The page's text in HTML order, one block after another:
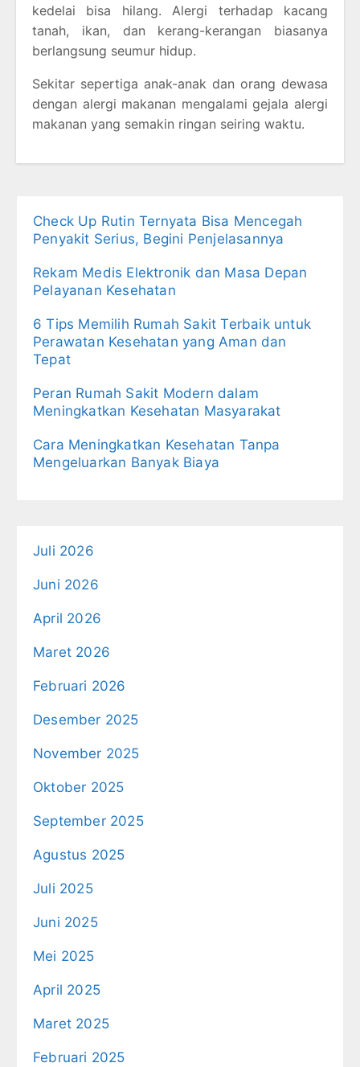
kedelai bisa hilang. Alergi terhadap kacang
tanah, ikan, dan kerang-kerangan biasanya
berlangsung seumur hidup.
Sekitar sepertiga anak-anak dan orang dewasa
dengan alergi makanan mengalami gejala alergi
makanan yang semakin ringan seiring waktu.
Check Up Rutin Ternyata Bisa Mencegah
Penyakit Serius, Begini Penjelasannya
Rekam Medis Elektronik dan Masa Depan
Pelayanan Kesehatan
6 Tips Memilih Rumah Sakit Terbaik untuk
Perawatan Kesehatan yang Aman dan
Tepat
Peran Rumah Sakit Modern dalam
Meningkatkan Kesehatan Masyarakat
Cara Meningkatkan Kesehatan Tanpa
Mengeluarkan Banyak Biaya
Juli 2026
Juni 2026
April 2026
Maret 2026
Februari 2026
Desember 2025
November 2025
Oktober 2025
September 2025
Agustus 2025
Juli 2025
Juni 2025
Mei 2025
April 2025
Maret 2025
Februari 2025